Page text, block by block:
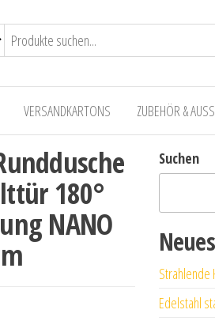
VERSANDKARTONS ZUBEHÖR &
180°
NANO
Suchen
Strahlende
Edelstahl